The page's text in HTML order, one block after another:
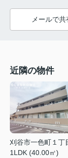
メールで共
近隣の物件
刈谷市一色町１丁
1LDK (40.00㎡)